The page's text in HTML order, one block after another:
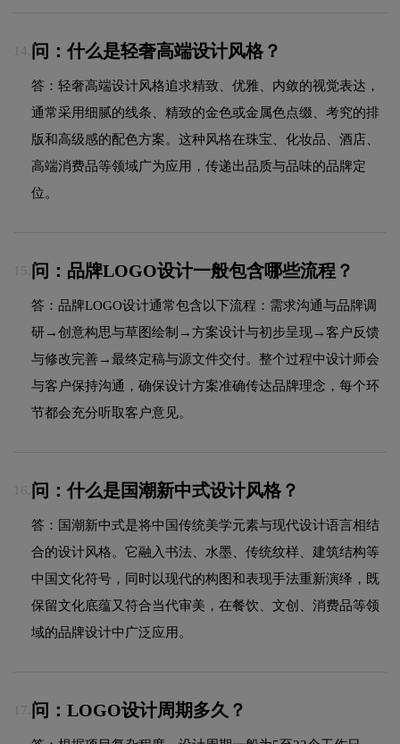
14. 问：什么是轻奢高端设计风格？
答：轻奢高端设计风格追求精致、优雅、内敛的视觉表达，
通常采用细腻的线条、精致的金色或金属色点缀、考究的排
版和高级感的配色方案。这种风格在珠宝、化妆品、酒店、
高端消费品等领域广为应用，传递出品质与品味的品牌定
位。
15. 问：品牌LOGO设计一般包含哪些流程？
答：品牌LOGO设计通常包含以下流程：需求沟通与品牌调
研→创意构思与草图绘制→方案设计与初步呈现→客户反馈
与修改完善→最终定稿与源文件交付。整个过程中设计师会
与客户保持沟通，确保设计方案准确传达品牌理念，每个环
节都会充分听取客户意见。
16. 问：什么是国潮新中式设计风格？
答：国潮新中式是将中国传统美学元素与现代设计语言相结
合的设计风格。它融入书法、水墨、传统纹样、建筑结构等
中国文化符号，同时以现代的构图和表现手法重新演绎，既
保留文化底蕴又符合当代审美，在餐饮、文创、消费品等领
域的品牌设计中广泛应用。
17. 问：LOGO设计周期多久？